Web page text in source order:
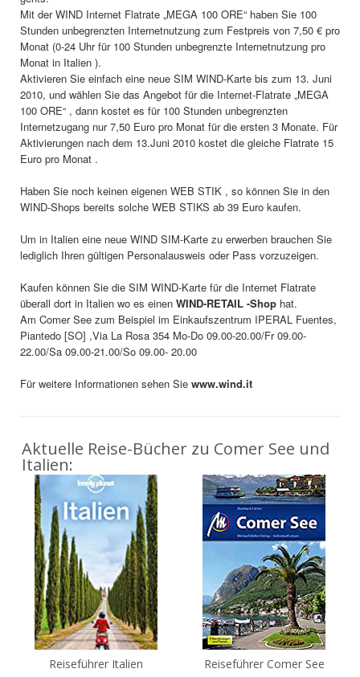
Mit der WIND Internet Flatrate „MEGA 100 ORE“ haben Sie 100
Stunden unbegrenzten Internetnutzung zum Festpreis von 7,50 € pro
Monat (0-24 Uhr für 100 Stunden unbegrenzte Internetnutzung pro
Monat in Italien ).
Aktivieren Sie einfach eine neue SIM WIND-Karte bis zum 13. Juni
2010, und wählen Sie das Angebot für die Internet-Flatrate „MEGA
100 ORE“ , dann kostet es für 100 Stunden unbegrenzten
Internetzugang nur 7,50 Euro pro Monat für die ersten 3 Monate. Für
Aktivierungen nach dem 13.Juni 2010 kostet die gleiche Flatrate 15
Euro pro Monat .
Haben Sie noch keinen eigenen WEB STIK , so können Sie in den
WIND-Shops bereits solche WEB STIKS ab 39 Euro kaufen.
Um in Italien eine neue WIND SIM-Karte zu erwerben brauchen Sie
lediglich Ihren gültigen Personalausweis oder Pass vorzuzeigen.
Kaufen können Sie die SIM WIND-Karte für die Internet Flatrate
überall dort in Italien wo es einen WIND-RETAIL -Shop hat.
Am Comer See zum Beispiel im Einkaufszentrum IPERAL Fuentes,
Piantedo [SO] ,Via La Rosa 354 Mo-Do 09.00-20.00/Fr 09.00-
22.00/Sa 09.00-21.00/So 09.00- 20.00
Für weitere Informationen sehen Sie www.wind.it
Aktuelle Reise-Bücher zu Comer See und
Italien:
Reiseführer Italien Reiseführer Comer See